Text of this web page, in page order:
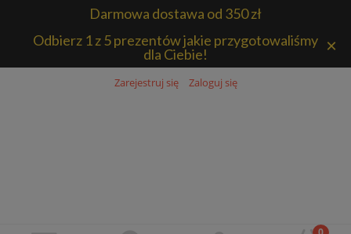
Darmowa dostawa od 350 zł
Odbierz 1 z 5 prezentów jakie przygotowaliśmy
dla Ciebie!
×
Zarejestruj się Zaloguj się